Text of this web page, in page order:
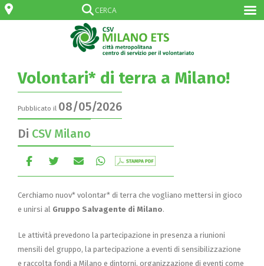
Volontari* di terra a Milano!
Pubblicato il 08/05/2026
Di CSV Milano
Cerchiamo nuov* volontar* di terra che vogliano mettersi in gioco
e unirsi al Gruppo Salvagente di Milano.
Le attività prevedono la partecipazione in presenza a riunioni
mensili del gruppo, la partecipazione a eventi di sensibilizzazione
e raccolta fondi a Milano e dintorni, organizzazione di eventi come